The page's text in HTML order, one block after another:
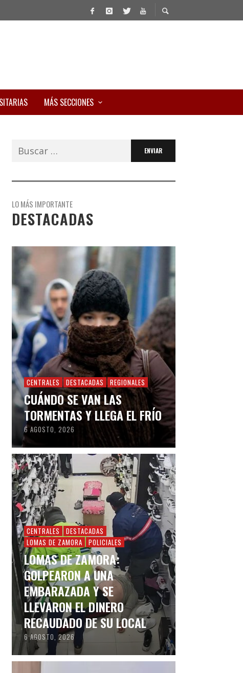
MÁS SECCIONES
Buscar:
LO MÁS IMPORTANTE
DESTACADAS
CENTRALES DESTACADAS REGIONALES
CUÁNDO SE VAN LAS
TORMENTAS Y LLEGA EL FRÍO
6 AGOSTO, 2026
CENTRALES
DESTACADAS
LOMAS DE ZAMORA
POLICIALES
LOMAS DE ZAMORA:
GOLPEARON A UNA
EMBARAZADA Y SE
LLEVARON EL DINERO
RECAUDADO DE SU LOCAL
6 AGOSTO, 2026